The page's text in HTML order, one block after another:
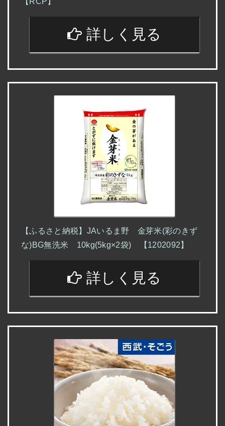
詳しく見る
【ふるさと納税】JAいるま野 金芽米(彩のきず
な)BG無洗米 10kg(5kg×2袋) 【1202092】
詳しく見る